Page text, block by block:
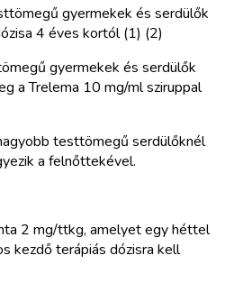
gyermekek és serdülők
4 éves kortól (1) (2)
gyermekek és serdülők
a Trelema 10 mg/ml sziruppal
testtömegű serdülőknél
a felnőttekével.
2 mg/ttkg, amelyet egy héttel
kezdő terápiás dózisra kell